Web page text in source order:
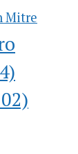
Mitre